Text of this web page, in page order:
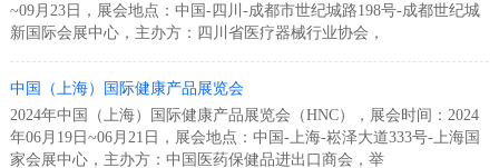
~09月23日，展会地点：中国-四川-成都市世纪城路198号-成都世纪城
新国际会展中心，主办方：四川省医疗器械行业协会，
中国（上海）国际健康产品展览会
2024年中国（上海）国际健康产品展览会（HNC），展会时间：2024
年06月19日~06月21日，展会地点：中国-上海-崧泽大道333号-上海国
家会展中心，主办方：中国医药保健品进出口商会，举